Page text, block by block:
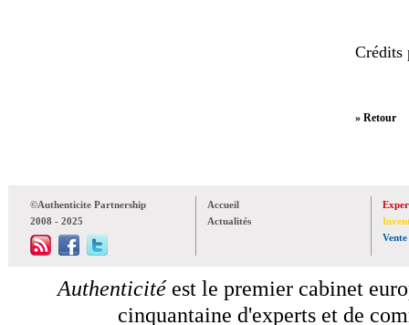
Crédits
» Retour
©Authenticite Partnership
2008 - 2025
Accueil
Actualités
Vente
Authenticitéest le premier cabinet
cinquantaine d'experts et de